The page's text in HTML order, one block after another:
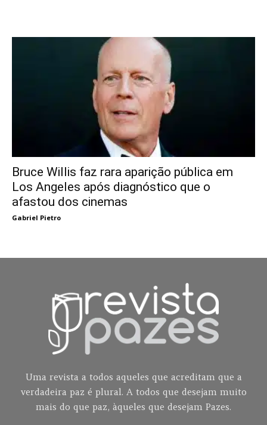
Bruce Willis faz rara aparição pública em
Los Angeles após diagnóstico que o
afastou dos cinemas
Gabriel Pietro
Uma revista a todos aqueles que acreditam que a
verdadeira paz é plural. A todos que desejam muito
mais do que paz, àqueles que desejam Pazes.